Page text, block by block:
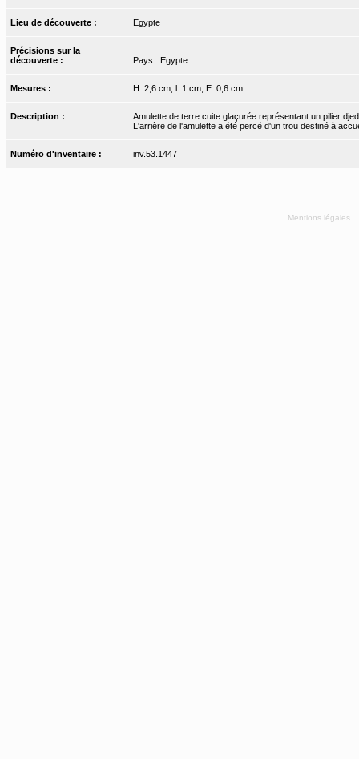
Lieu de découverte : Egypte
Précisions sur la
découverte :
Pays : Egypte
Mesures : H. 2,6 cm, l. 1 cm, E. 0,6 cm
Description :
Amulette de terre cuite glaçurée représentant un pilier
L'arrière de l'amulette a été percé d'un trou destiné à
Numéro d'inventaire : inv.53.1447
Mentions légales